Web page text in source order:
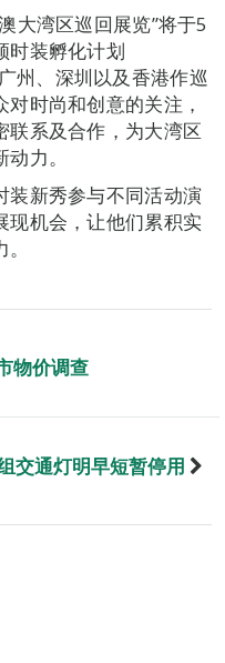
大湾区巡回展览”将于5
时装孵化计划
州、深圳以及香港作巡
时尚和创意的关注，
联系及合作，为大湾区
力。
装新秀参与不同活动演
现机会，让他们累积实
物价调查
交通灯明早短暂停用